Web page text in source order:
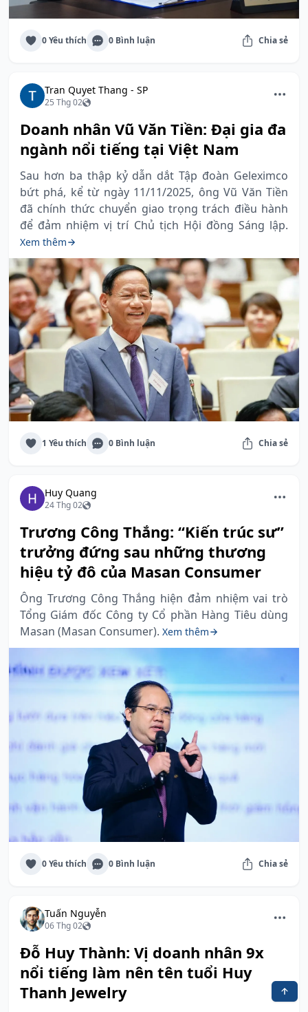
0 Yêu thích 0 Bình luận Chia sẻ
Tran Quyet Thang - SP
25 Thg 02
Doanh nhân Vũ Văn Tiền: Đại gia đa
ngành nổi tiếng tại Việt Nam
Sau hơn ba thập kỷ dẫn dắt Tập đoàn Geleximco
bứt phá, kể từ ngày 11/11/2025, ông Vũ Văn Tiền
đã chính thức chuyển giao trọng trách điều hành
để đảm nhiệm vị trí Chủ tịch Hội đồng Sáng lập.
Xem thêm
1 Yêu thích 0 Bình luận Chia sẻ
Huy Quang
24 Thg 02
Trương Công Thắng: “Kiến trúc sư”
trưởng đứng sau những thương
hiệu tỷ đô của Masan Consumer
Ông Trương Công Thắng hiện đảm nhiệm vai trò
Tổng Giám đốc Công ty Cổ phần Hàng Tiêu dùng
Masan (Masan Consumer). Xem thêm
0 Yêu thích 0 Bình luận Chia sẻ
Tuấn Nguyễn
06 Thg 02
Đỗ Huy Thành: Vị doanh nhân 9x
nổi tiếng làm nên tên tuổi Huy
Thanh Jewelry